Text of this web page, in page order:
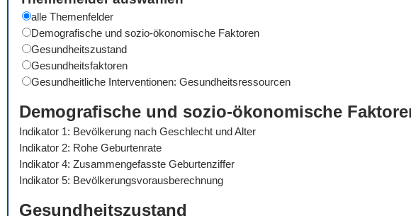
alle Themenfelder
Demografische und sozio-ökonomische Faktoren
Gesundheitszustand
Gesundheitsfaktoren
Gesundheitliche Interventionen: Gesundheitsressourcen
Demografische und sozio-ökonomische
Indikator 1: Bevölkerung nach Geschlecht und Alter
Indikator 2: Rohe Geburtenrate
Indikator 4: Zusammengefasste Geburtenziffer
Indikator 5: Bevölkerungsvorausberechnung
Gesundheitszustand